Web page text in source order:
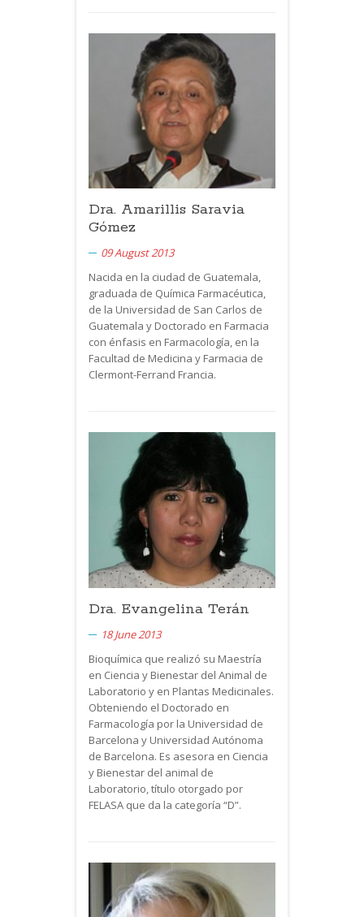
Dra. Amarillis Saravia
Gómez
09 August 2013
Nacida en la ciudad de Guatemala,
graduada de Química Farmacéutica,
de la Universidad de San Carlos de
Guatemala y Doctorado en Farmacia
con énfasis en Farmacología, en la
Facultad de Medicina y Farmacia de
Clermont-Ferrand Francia.
Dra. Evangelina Terán
18 June 2013
Bioquímica que realizó su Maestría
en Ciencia y Bienestar del Animal de
Laboratorio y en Plantas Medicinales.
Obteniendo el Doctorado en
Farmacología por la Universidad de
Barcelona y Universidad Autónoma
de Barcelona. Es asesora en Ciencia
y Bienestar del animal de
Laboratorio, título otorgado por
FELASA que da la categoría “D”.